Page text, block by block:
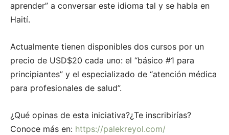
aprender” a conversar este idioma tal y se habla en
Haití.
Actualmente tienen disponibles dos cursos por un
precio de USD$20 cada uno: el “básico #1 para
principiantes” y el especializado de “atención médica
para profesionales de salud”.
¿Qué opinas de esta iniciativa?¿Te inscribirías?
Conoce más en: https://palekreyol.com/